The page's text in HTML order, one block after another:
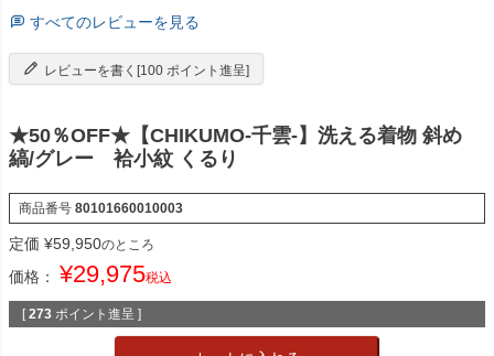
すべてのレビューを見る
レビューを書く[100 ポイント進呈]
★50％OFF★【CHIKUMO-千雲-】洗える着物 斜め
縞/グレー 袷小紋 くるり
商品番号 80101660010003
定価 ¥59,950のところ
価格： ¥29,975税込
[ 273 ポイント進呈 ]